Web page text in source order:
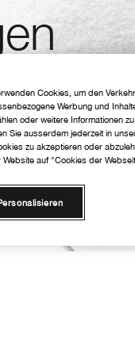
Cookies, um den
Werbung und
oder weitere Informationen
Sie ausserdem jederzeit in
zu akzeptieren oder
Website auf "Cookies der